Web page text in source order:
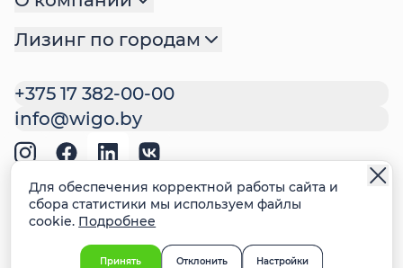
+375 17 382-00-00
info@wigo.by
Лизинг по городам
Политика обработки
персональных данных
Политика файлов cookie
Настройки cookie
Ответственное раскрытие
Для обеспечения корректной работы сайта и
сбора статистики мы используем файлы
cookie. Подробнее
Принять Отклонить Настройки